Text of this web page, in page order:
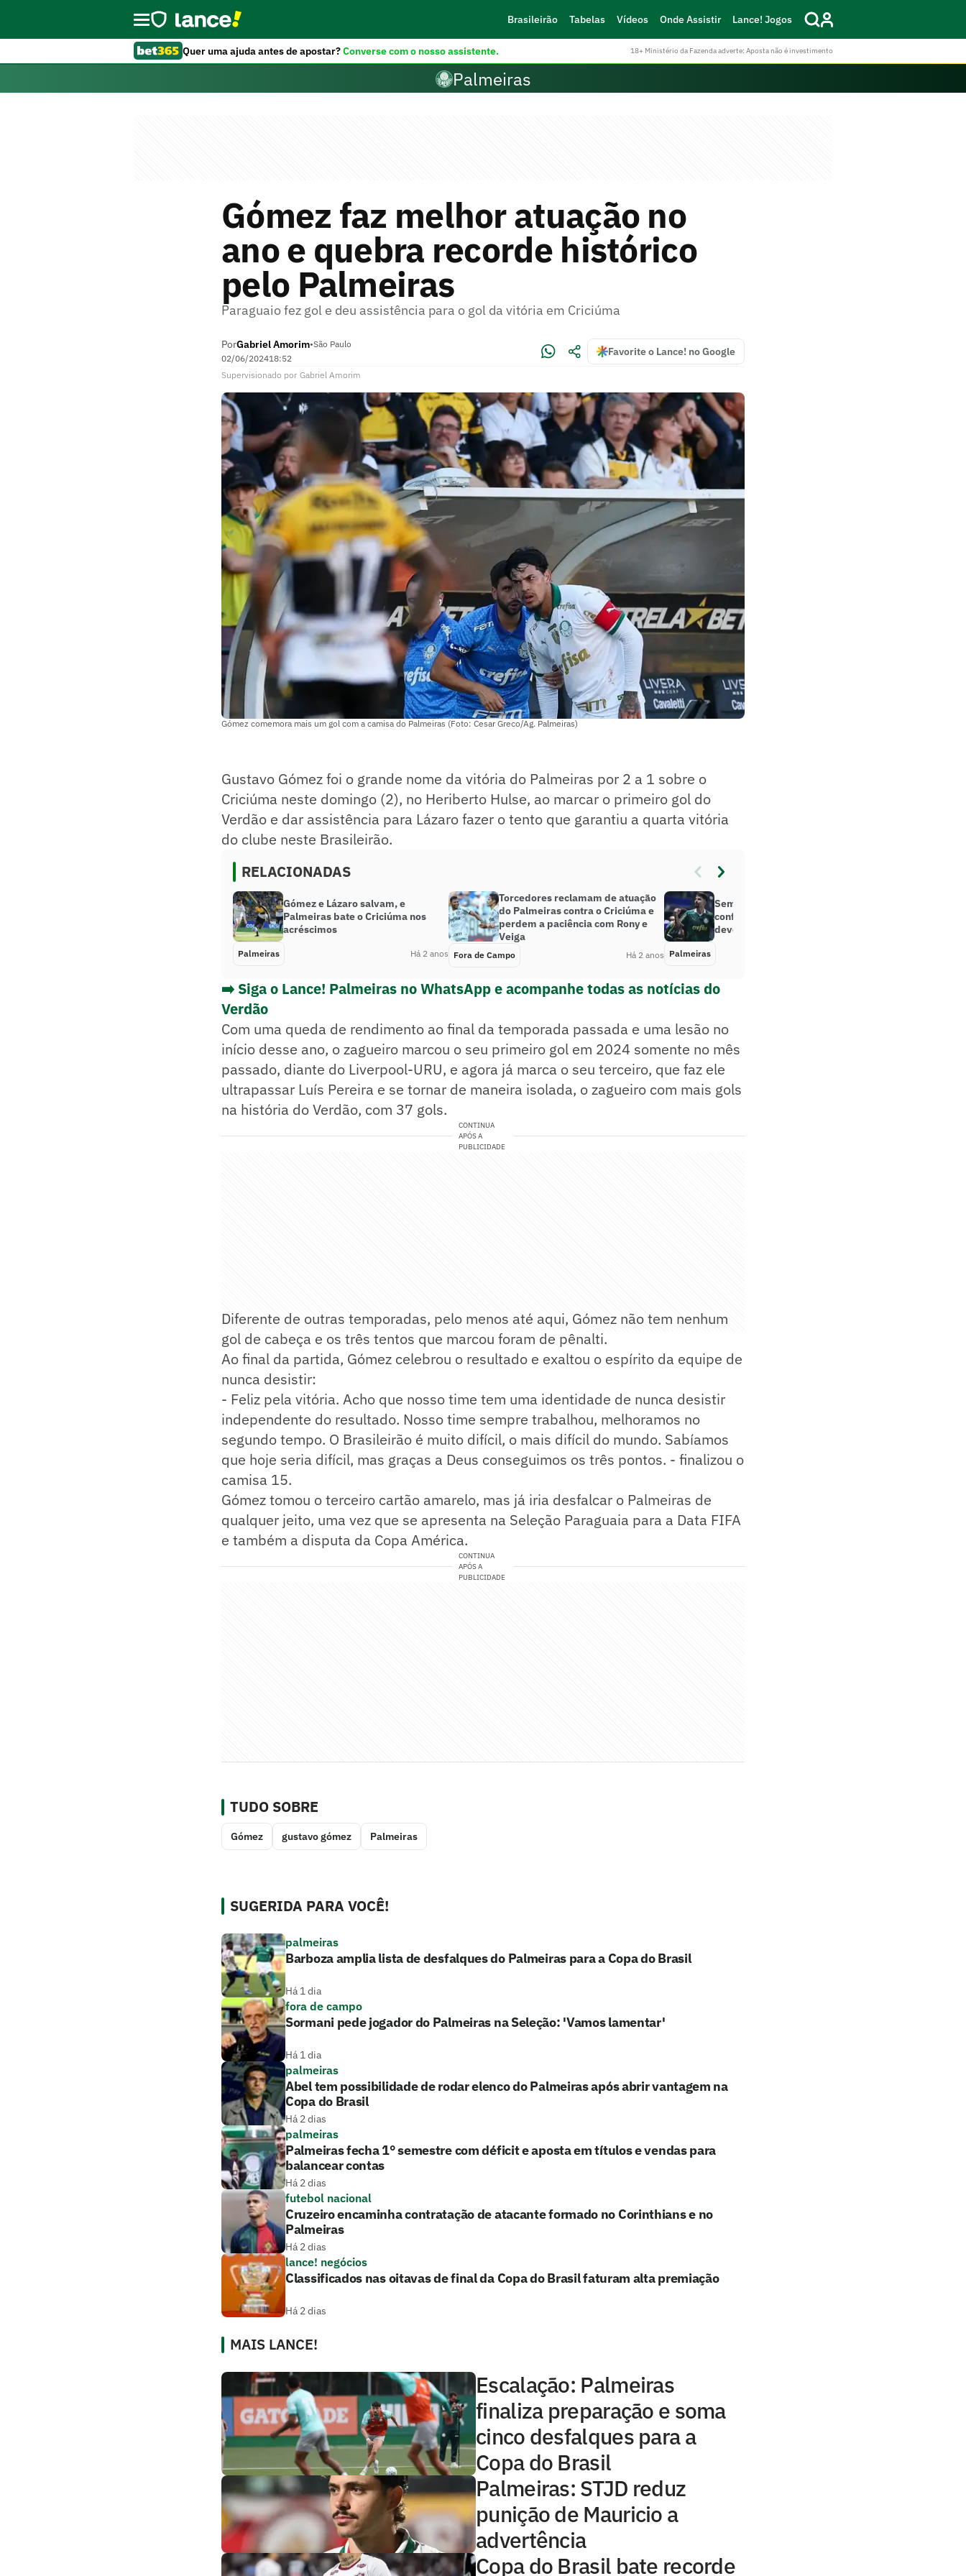
Brasileirão Tabelas Vídeos Onde Assistir Lance! Jogos
Quer uma ajuda antes de apostar?Converse com o nosso assistente. 18+ Ministério da Fazenda adverte: Aposta não é investimento
Palmeiras
Gómez faz melhor atuação no
ano e quebra recorde histórico
pelo Palmeiras
Paraguaio fez gol e deu assistência para o gol da vitória em Criciúma
PorGabriel Amorim•São Paulo
02/06/202418:52
Favorite o Lance! no Google
Supervisionado por Gabriel Amorim
Gómez comemora mais um gol com a camisa do Palmeiras (Foto: Cesar Greco/Ag. Palmeiras)
Gustavo Gómez foi o grande nome da vitória do Palmeiras por 2 a 1 sobre o
Criciúma neste domingo (2), no Heriberto Hulse, ao marcar o primeiro gol do
Verdão e dar assistência para Lázaro fazer o tento que garantiu a quarta vitória
do clube neste Brasileirão.
RELACIONADAS
Gómez e Lázaro salvam, e
Palmeiras bate o Criciúma nos
acréscimos
Palmeiras Há 2 anos
Torcedores reclamam de atuação
do Palmeiras contra o Criciúma e
perdem a paciência com Rony e
Veiga
Fora de Campo Há 2 anos
Sem Endrick, Palmeiras deposita
confiança em Flaco López, que
deve voltar a ganhar mais chances
Palmeiras
➡️ Siga o Lance! Palmeiras no WhatsApp e acompanhe todas as notícias do
Verdão
Com uma queda de rendimento ao final da temporada passada e uma lesão no
início desse ano, o zagueiro marcou o seu primeiro gol em 2024 somente no mês
passado, diante do Liverpool-URU, e agora já marca o seu terceiro, que faz ele
ultrapassar Luís Pereira e se tornar de maneira isolada, o zagueiro com mais gols
na história do Verdão, com 37 gols.
CONTINUA
APÓS A
PUBLICIDADE
Diferente de outras temporadas, pelo menos até aqui, Gómez não tem nenhum
gol de cabeça e os três tentos que marcou foram de pênalti.
Ao final da partida, Gómez celebrou o resultado e exaltou o espírito da equipe de
nunca desistir:
- Feliz pela vitória. Acho que nosso time tem uma identidade de nunca desistir
independente do resultado. Nosso time sempre trabalhou, melhoramos no
segundo tempo. O Brasileirão é muito difícil, o mais difícil do mundo. Sabíamos
que hoje seria difícil, mas graças a Deus conseguimos os três pontos. - finalizou o
camisa 15.
Gómez tomou o terceiro cartão amarelo, mas já iria desfalcar o Palmeiras de
qualquer jeito, uma vez que se apresenta na Seleção Paraguaia para a Data FIFA
e também a disputa da Copa América.
CONTINUA
APÓS A
PUBLICIDADE
TUDO SOBRE
Gómez gustavo gómez Palmeiras
SUGERIDA PARA VOCÊ!
palmeiras
Barboza amplia lista de desfalques do Palmeiras para a Copa do Brasil
Há 1 dia
fora de campo
Sormani pede jogador do Palmeiras na Seleção: 'Vamos lamentar'
Há 1 dia
palmeiras
Abel tem possibilidade de rodar elenco do Palmeiras após abrir vantagem na
Copa do Brasil
Há 2 dias
palmeiras
Palmeiras fecha 1° semestre com déficit e aposta em títulos e vendas para
balancear contas
Há 2 dias
futebol nacional
Cruzeiro encaminha contratação de atacante formado no Corinthians e no
Palmeiras
Há 2 dias
lance! negócios
Classificados nas oitavas de final da Copa do Brasil faturam alta premiação
Há 2 dias
MAIS LANCE!
Escalação: Palmeiras
finaliza preparação e soma
cinco desfalques para a
Copa do Brasil
Palmeiras: STJD reduz
punição de Mauricio a
advertência
Copa do Brasil bate recorde